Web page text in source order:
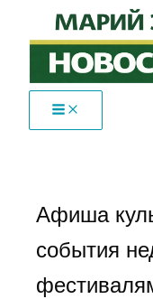
Перейти
содержимому
Афиша
события